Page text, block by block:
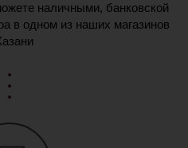
наличными, банковской
в одном из наших магазинов